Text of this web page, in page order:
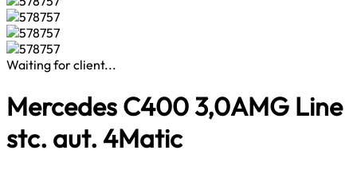
Waiting for client...
Mercedes C400 3,0AMG Line
stc. aut. 4Matic